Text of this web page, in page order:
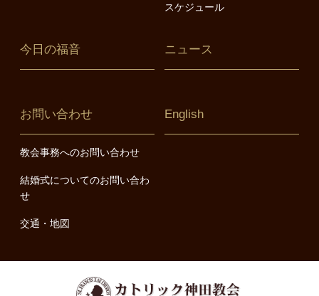
スケジュール
今日の福音 ニュース
お問い合わせ
教会事務へのお問い合わせ
結婚式についてのお問い合わ
せ
交通・地図
English